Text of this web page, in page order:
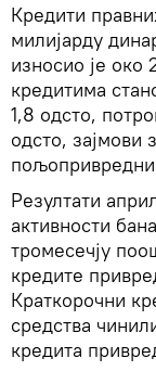
Кредити
милијарду
износио је
кредитима
1,8 одсто,
одсто,
пољопривредни
Резултати
активности
тромесечју
кредите
Краткорочни
средства
кредита